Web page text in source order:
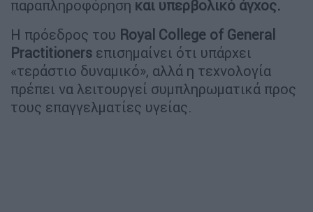
παραπληροφόρηση και υπερβολικό άγχος.
Η πρόεδρος του Royal College of General
Practitioners επισημαίνει ότι υπάρχει
«τεράστιο δυναμικό», αλλά η τεχνολογία
πρέπει να λειτουργεί συμπληρωματικά προς
τους επαγγελματίες υγείας.